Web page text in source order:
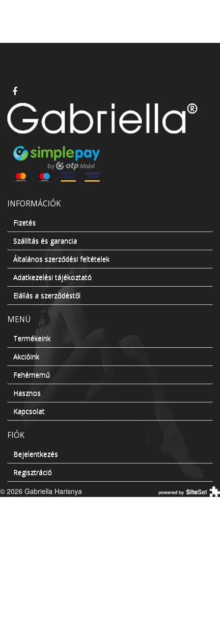
INFORMÁCIÓK
Fizetés
Szállítás és garancia
Általános szerződési feltételek
Adatkezelési tájékoztató
Elállás a szerződéstől
MENÜ
Termékeink
Akcióink
Fehérnemű
Hasznos
Kapcsolat
FIÓK
Bejelentkezés
Regisztráció
© 2026 Gabriella Harisnya